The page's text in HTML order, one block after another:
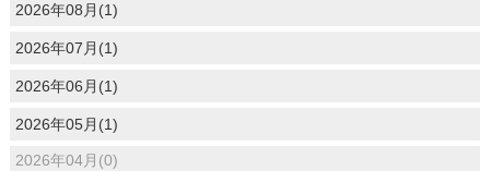
2026年08月(1)
2026年07月(1)
2026年06月(1)
2026年05月(1)
2026年04月(0)